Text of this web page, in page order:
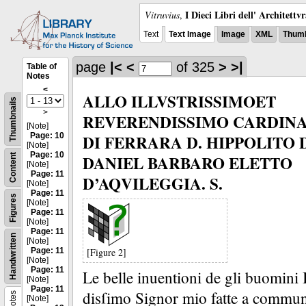
Vitruvius, I Dieci Libri dell'
Text Text Image Image XML
Notes
Handwritten
Figures
Content
Thumbnails
Table of
Notes
<
>
[Note]
Page: 10
[Note]
Page: 10
[Note]
Page: 11
[Note]
Page: 11
[Note]
Page: 11
[Note]
Page: 11
[Note]
Page: 11
[Note]
Page: 11
[Note]
Page: 11
[Note]
page |< < of 325 > >|
ALLO ILLVSTRISSIMOET
REVERENDISSIMO
DI FERRARA D. HIPPOLITO
DANIEL BARBARO ELETTO
D’AQVILEGGIA. S.
[Figure 2]
Le belleinuentioni de gli
disſimo Signor mio fatte a